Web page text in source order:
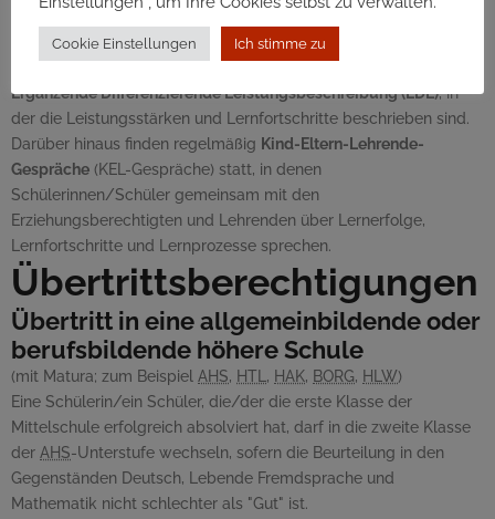
Ergänzende Rückmeldung
Um die individuellen Stärken sichtbar zu machen, erhalten alle
Ergänzende Differenzierende Leistungsbeschreibung (EDL), in
der die Leistungsstärken und Lernfortschritte beschrieben sind.
Darüber hinaus finden regelmäßig Kind-Eltern-Lehrende-
Gespräche (KEL-Gespräche) statt, in denen
Schülerinnen/Schüler gemeinsam mit den
Erziehungsberechtigten und Lehrenden über Lernerfolge,
Lernfortschritte und Lernprozesse sprechen.
Übertrittsberechtigungen
Übertritt in eine allgemeinbildende oder
berufsbildende höhere Schule
(mit Matura; zum Beispiel AHS, HTL , HAK, BORG, HLW)
Eine Schülerin/ein Schüler, die/der die erste Klasse der
Mittelschule erfolgreich absolviert hat, darf in die zweite Klasse
der AHS-Unterstufe wechseln, sofern die Beurteilung in den
Gegenständen Deutsch, Lebende Fremdsprache und
Mathematik nicht schlechter als "Gut" ist.
Cookie Einstellungen Ich stimme zu